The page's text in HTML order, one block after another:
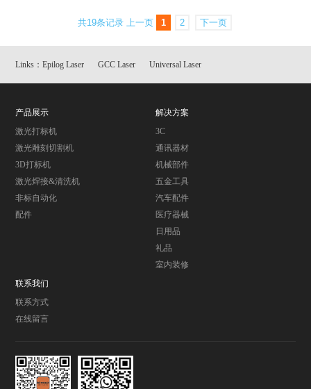
共19条记录 上一页 1 2 下一页
Links：Epilog Laser GCC Laser Universal Laser
产品展示
激光打标机
激光雕刻切割机
3D打标机
激光焊接&清洗机
非标自动化
配件
解决方案
3C
通讯器材
机械部件
五金工具
汽车配件
医疗器械
日用品
礼品
室内装修
联系我们
联系方式
在线留言